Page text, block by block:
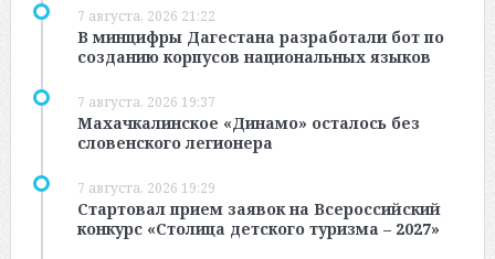
7 августа, 2026 21:22
В минцифры Дагестана разработали бот по
созданию корпусов национальных языков
7 августа, 2026 19:37
Махачкалинское «Динамо» осталось без
словенского легионера
7 августа, 2026 19:29
Стартовал прием заявок на Всероссийский
конкурс «Столица детского туризма – 2027»